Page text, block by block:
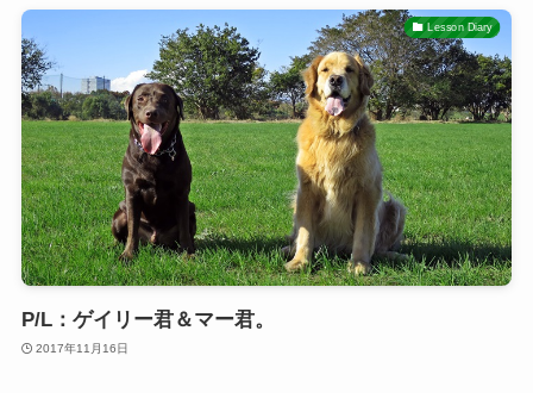
Lesson Diary
P/L：ゲイリー君＆マー君。
2017年11月16日